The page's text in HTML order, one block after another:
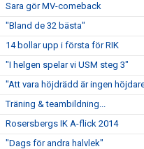
Sara gör MV-comeback
"Bland de 32 bästa"
14 bollar upp i första för RIK
"I helgen spelar vi USM steg 3"
"Att vara höjdrädd är ingen
Träning & teambildning...
Rosersbergs IK A-flick 2014
"Dags för andra halvlek"